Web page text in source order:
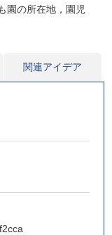
園の所在地，園児
関連アイデア